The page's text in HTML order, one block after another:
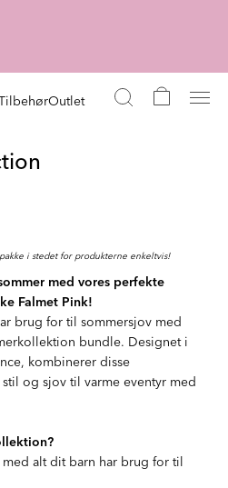
Outlet
i stedet for produkterne enkeltvis!
med vores perfekte
Falmet Pink!
brug for til sommersjov med
bundle. Designet i
kombinerer disse
og sjov til varme eventyr med
med alt dit barn har brug for til